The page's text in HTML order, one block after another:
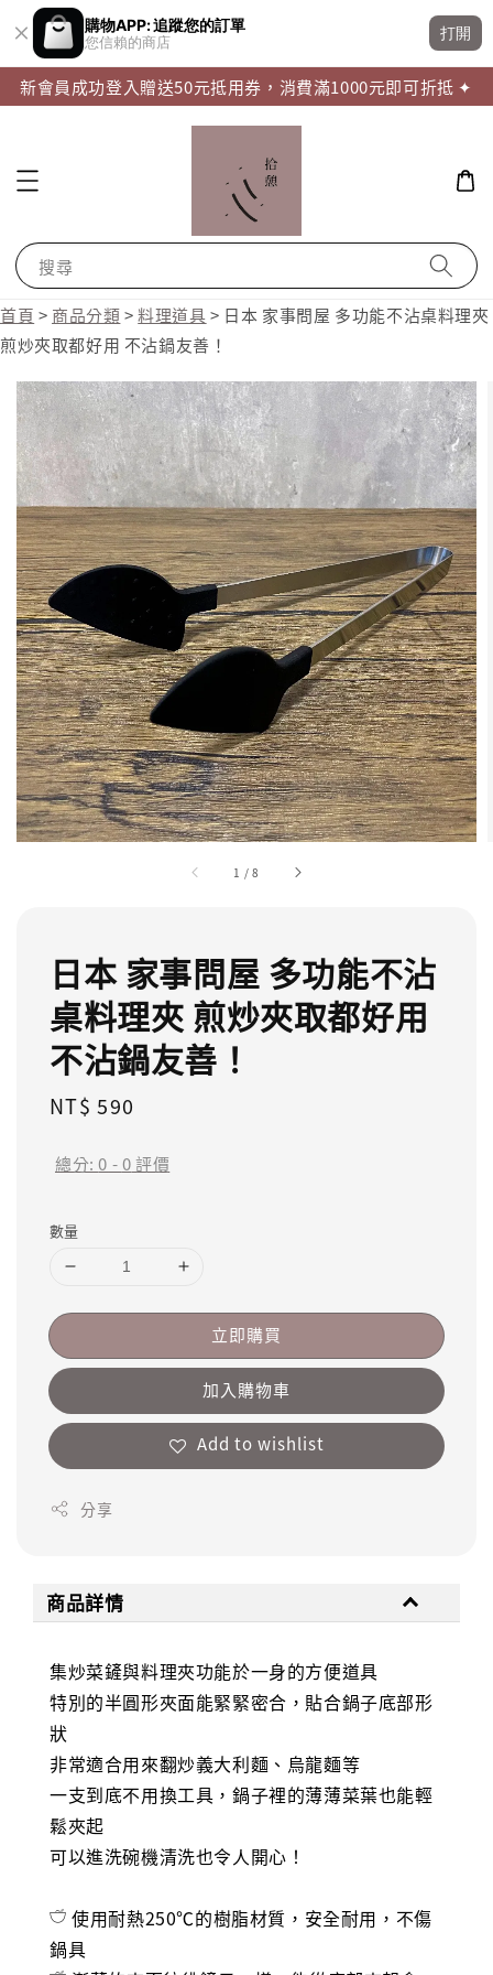
購物APP: 追蹤您的訂單
您信賴的商店
打開
新會員成功登入贈送50元抵用券，消費滿1000元即可折抵 ✦
搜尋
首頁 > 商品分類>料理道具> 日本 家事問屋 多功能不沾桌料理夾
煎炒夾取都好用 不沾鍋友善！
1 /8
日本 家事問屋 多功能不沾
桌料理夾 煎炒夾取都好用
不沾鍋友善！
Regular
NT$ 590
總分:0 -0評價
數量
立即購買
加入購物車
Add to wishlist
分享
商品詳情
集炒菜鏟與料理夾功能於一身的方便道具
特別的半圓形夾面能緊緊密合，貼合鍋子底部形
狀
非常適合用來翻炒義大利麵、烏龍麵等
一支到底不用換工具，鍋子裡的薄薄菜葉也能輕
鬆夾起
可以進洗碗機清洗也令人開心！
𓎩 使用耐熱250℃的樹脂材質，安全耐用，不傷
鍋具